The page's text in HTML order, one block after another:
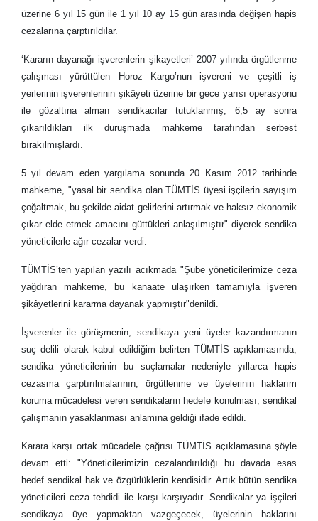
üzerine 6 yıl 15 gün ile 1 yıl 10 ay 15 gün arasında değişen hapis
cezalarına çarptırıldılar.
‘Kararın dayanağı işverenlerin şikayetleri’ 2007 yılında örgütlenme
çalışması yürüttülen Horoz Kargo’nun işvereni ve çeşitli iş
yerlerinin işverenlerinin şikâyeti üzerine bir gece yarısı operasyonu
ile gözaltına alman sendikacılar tutuklanmış, 6,5 ay sonra
çıkarıldıkları ilk duruşmada mahkeme tarafından serbest
bırakılmışlardı.
5 yıl devam eden yargılama sonunda 20 Kasım 2012 tarihinde
mahkeme, "yasal bir sendika olan TÜMTİS üyesi işçilerin sayışım
çoğaltmak, bu şekilde aidat gelirlerini artırmak ve haksız ekonomik
çıkar elde etmek amacını güttükleri anlaşılmıştır" diyerek sendika
yöneticilerle ağır cezalar verdi.
TÜMTİS’ten yapılan yazılı acıkmada "Şube yöneticilerimize ceza
yağdıran mahkeme, bu kanaate ulaşırken tamamıyla işveren
şikâyetlerini kararma dayanak yapmıştır"denildi.
İşverenler ile görüşmenin, sendikaya yeni üyeler kazandırmanın
suç delili olarak kabul edildiğim belirten TÜMTİS açıklamasında,
sendika yöneticilerinin bu suçlamalar nedeniyle yıllarca hapis
cezasma çarptırılmalarının, örgütlenme ve üyelerinin haklarım
koruma mücadelesi veren sendikaların hedefe konulması, sendikal
çalışmanın yasaklanması anlamına geldiği ifade edildi.
Karara karşı ortak mücadele çağrısı TÜMTİS açıklamasına şöyle
devam etti: "Yöneticilerimizin cezalandırıldığı bu davada esas
hedef sendikal hak ve özgürlüklerin kendisidir. Artık bütün sendika
yöneticileri ceza tehdidi ile karşı karşıyadır. Sendikalar ya işçileri
sendikaya üye yapmaktan vazgeçecek, üyelerinin haklarını